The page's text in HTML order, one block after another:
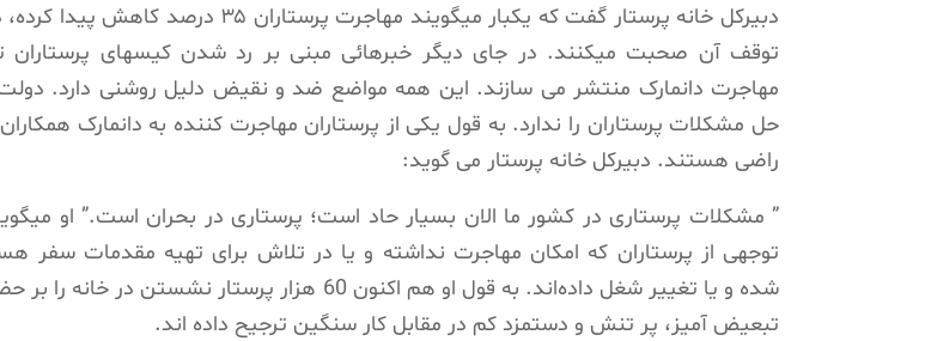
دبیرکل خانه پرستار گفت که یکبار میگویند مهاجرت پرستاران
توقف آن صحبت میکنند. در جای دیگر خبرهائی مبنی بر رد شدن کیسهای پرستاران
مهاجرت دانمارک منتشر می سازند. این همه مواضع ضد و نقیض دلیل روشنی دارد. دولت
حل مشکلات پرستاران را ندارد. به قول یکی از پرستاران مهاجرت کننده به دانمارک
راضی هستند. دبیرکل خانه پرستار می گوید:
” مشکلات پرستاری در کشور ما الان بسیار حاد است؛ پرستاری در بحران است.” او
توجهی از پرستاران که امکان مهاجرت نداشته و یا در تلاش برای تهیه مقدمات سفر
شده و یا تغییر شغل دادەاند. به قول او هم اکنون 60 هزار پرستار نشستن
تبعیض آمیز، پر تنش و دستمزد کم در مقابل کار سنگین ترجیح داده اند.